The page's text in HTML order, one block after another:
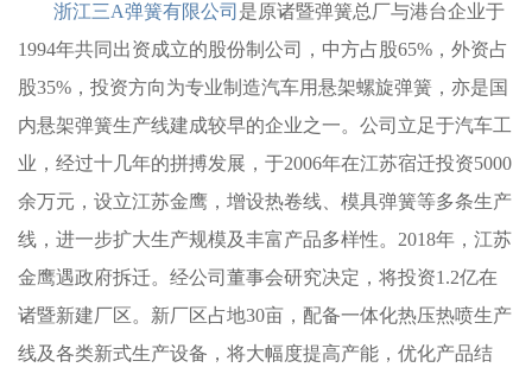
浙江三A弹簧有限公司 是原诸暨弹簧总厂与港台企业于
1994年共同出资成立的股份制公司，中方占股65%，外资占
股35%，投资方向为专业制造汽车用悬架螺旋弹簧，亦是国
内悬架弹簧生产线建成较早的企业之一。公司立足于汽车工
业，经过十几年的拼搏发展，于2006年在江苏宿迁投资5000
余万元，设立江苏金鹰，增设热卷线、模具弹簧等多条生产
线，进一步扩大生产规模及丰富产品多样性。2018年，江苏
金鹰遇政府拆迁。经公司董事会研究决定，将投资1.2亿在
诸暨新建厂区。新厂区占地30亩，配备一体化热压热喷生产
线及各类新式生产设备，将大幅度提高产能，优化产品结